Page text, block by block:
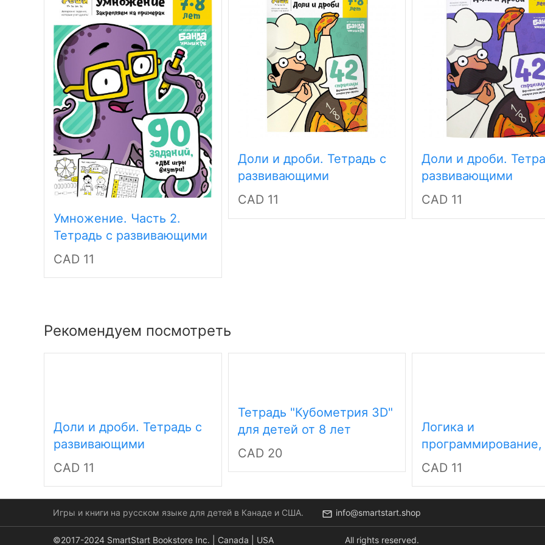
Умножение. Часть 2.
Тетрадь с развивающими
заданиями для детей 7-8
CAD 11
Доли и дроби. Тетрадь с
развивающими
заданиями для детей 7-8
CAD 11
Доли и дроби.
развивающими
заданиями для
CAD 11
Рекомендуем посмотреть
Доли и дроби. Тетрадь с
развивающими
заданиями для детей 9-10
CAD 11
Тетрадь "Кубометрия 3D"
для детей от 8 лет
CAD 20
Логика и
программирование,
тетрадь с
лет
CAD 11
Игры и книги на русском языке для детей в Канаде и США. info@smartstart.shop
©2017-2024 SmartStart Bookstore Inc. | Canada | USA All rights reserved.